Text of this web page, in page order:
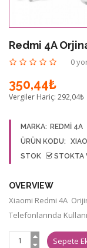
Redmi 4A
0
350,44₺
Vergiler Hariç: 292,04₺
MARKA: REDMİ 4A
ÜRÜN KODU:
STOK
STOKTA
OVERVIEW
Xiaomi Redmi 4A
Telefonlarında